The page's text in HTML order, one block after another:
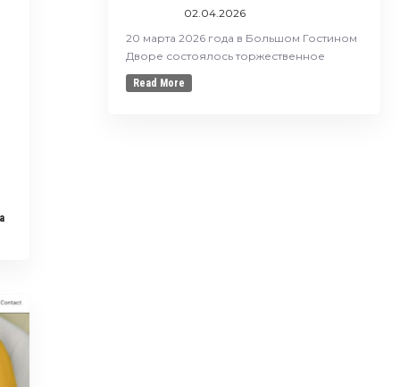
02.04.2026
20 марта 2026 года в Большом Гостином
Дворе состоялось торжественное
Read More